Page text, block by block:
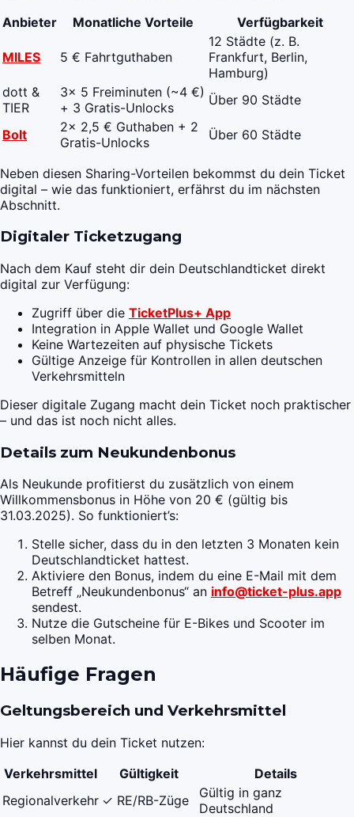
Anbieter
Monatliche Vorteile Verfügbarkeit
MILES 5 € Fahrtguthaben
12 Städte (z. B.
Frankfurt, Berlin,
Hamburg)
dott &
TIER
3x 5 Freiminuten (~4 €)
+ 3 Gratis-Unlocks
Über 90 Städte
Bolt
2x 2,5 € Guthaben + 2
Gratis-Unlocks
Über 60 Städte
Neben diesen Sharing-Vorteilen bekommst du dein Ticket
digital – wie das funktioniert, erfährst du im nächsten
Abschnitt.
Digitaler Ticketzugang
Nach dem Kauf steht dir dein Deutschlandticket direkt
digital zur Verfügung:
Zugriff über die TicketPlus+ App
Integration in Apple Wallet und Google Wallet
Keine Wartezeiten auf physische Tickets
Gültige Anzeige für Kontrollen in allen deutschen
Verkehrsmitteln
Dieser digitale Zugang macht dein Ticket noch praktischer
– und das ist noch nicht alles.
Details zum Neukundenbonus
Als Neukunde profitierst du zusätzlich von einem
Willkommensbonus in Höhe von 20 € (gültig bis
31.03.2025). So funktioniert’s:
Stelle sicher, dass du in den letzten 3 Monaten kein
Deutschlandticket hattest.
Aktiviere den Bonus, indem du eine E-Mail mit dem
Betreff „Neukundenbonus“ an info@ticket-plus.app
sendest.
Nutze die Gutscheine für E-Bikes und Scooter im
selben Monat.
Häufige Fragen
Geltungsbereich und Verkehrsmittel
Hier kannst du dein Ticket nutzen:
Verkehrsmittel
Gültigkeit
Details
Regionalverkehr ✓ RE/RB-Züge
Gültig in ganz
Deutschland